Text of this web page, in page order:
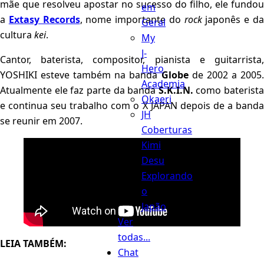
em
Geral
My
J-
Hero
Academia
Okaeri
JH
Coberturas
Kimi
Desu
Explorando
o
Japão
Ver
todas...
Chat
mãe que resolveu apostar no sucesso do filho, ele fundou
a Extasy Records, nome importante do rockjaponês e da
cultura kei.
Cantor, baterista, compositor, pianista e guitarrista,
YOSHIKI esteve também na bandaGlobede 2002 a 2005.
Atualmente ele faz parte da bandaS.K.I.N. como baterista
e continua seu trabalho com o X JAPAN depois de a banda
se reunir em 2007.
LEIA TAMBÉM: